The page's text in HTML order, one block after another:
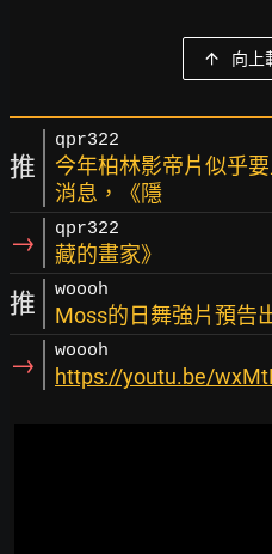
向上
推
qpr322
今年柏林影帝片似乎
消息，《隱
→ qpr322
藏的畫家》
推 woooh
Moss的日舞強片預告
→ woooh
https://youtu.be/